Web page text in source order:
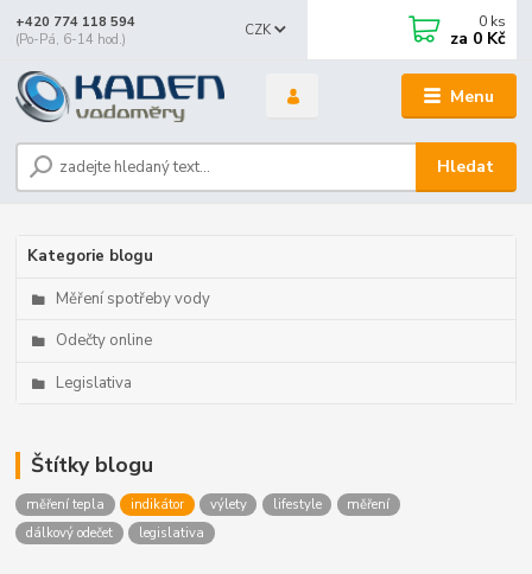
Menu
CZK
Hledat
+420 774 118 594
(Po-Pá, 6-14 hod.)
0 ks
za 0 Kč
Kategorie blogu
Měření spotřeby vody
Odečty online
Legislativa
Štítky blogu
měření tepla indikátor výlety lifestyle
měření
dálkový odečet
legislativa